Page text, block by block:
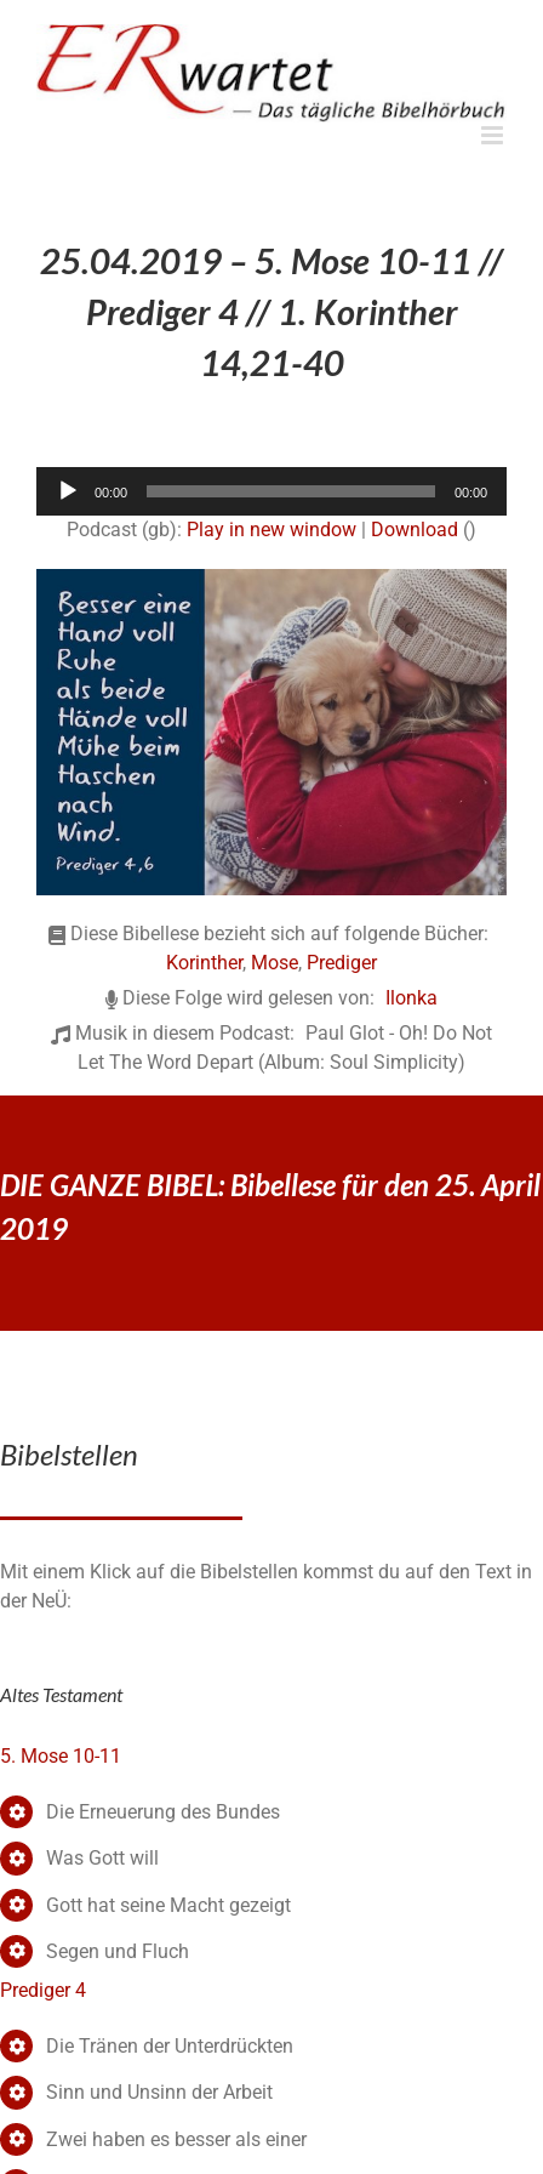
springen
25.04.2019 – 5. Mose 10-11 //
Prediger 4 // 1. Korinther
14,21-40
Audio-
00:00 00:00
Podcast (gb): Play in new window Download ()
Diese Bibellese bezieht sich auf folgende Bücher:
Korinther, Mose, Prediger
Diese Folge wird gelesen von:
Ilonka
Musik in diesem Podcast: Paul Glot - Oh! Do Not
Let The Word Depart (Album: Soul Simplicity)
DIE GANZE BIBEL: Bibellese für den 25. April
2019
Bibelstellen
Mit einem Klick auf die Bibelstellen kommst du auf den Text in
der NeÜ:
Altes Testament
5. Mose 10-11
Die Erneuerung des Bundes
Was Gott will
Gott hat seine Macht gezeigt
Segen und Fluch
Prediger 4
Die Tränen der Unterdrückten
Sinn und Unsinn der Arbeit
Zwei haben es besser als einer